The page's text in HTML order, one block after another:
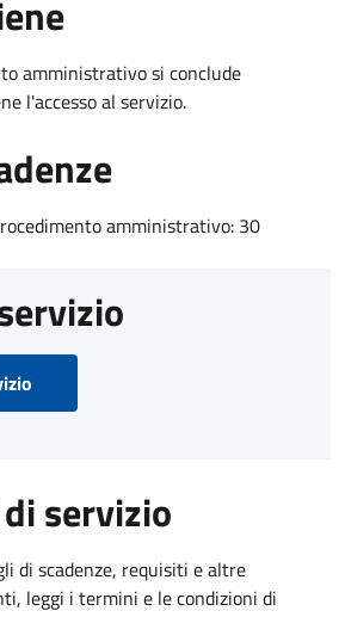
amministrativo si conclude
l'accesso al servizio.
amministrativo: 30
servizio
di scadenze, requisiti e altre
leggi i termini e le condizioni di